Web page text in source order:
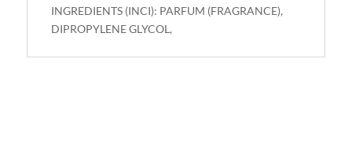
INGREDIENTS (INCI): PARFUM (FRAGRANCE),
DIPROPYLENE GLYCOL,